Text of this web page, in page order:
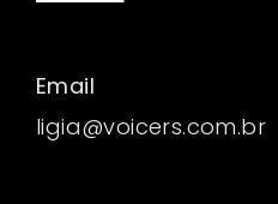
Email
ligia@voicers.com.br